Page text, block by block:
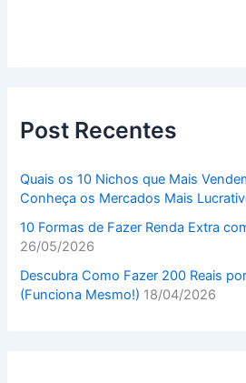
Post Recentes
Quais os 10 Nichos que Mais
Conheça os Mercados Mais
10 Formas de Fazer Renda Extra
26/05/2026
Descubra Como Fazer 200 Reais
(Funciona Mesmo!) 18/04/2026